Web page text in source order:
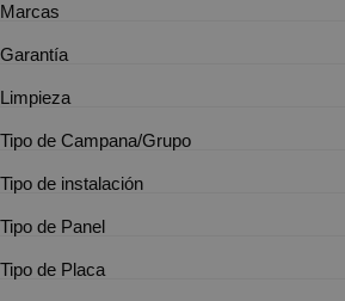
Marcas
Garantía
Limpieza
Tipo de Campana/Grupo
Tipo de instalación
Tipo de Panel
Tipo de Placa